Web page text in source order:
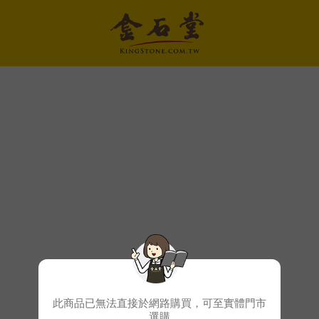
此商品已無法直接於網路購買，可至實體門市
選購